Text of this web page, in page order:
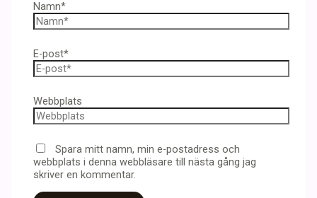
Namn*
E-post*
Webbplats
Spara mitt namn, min e-postadress och
webbplats i denna webbläsare till nästa gång jag
skriver en kommentar.